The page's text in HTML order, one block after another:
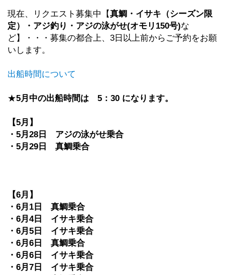
現在、リクエスト募集中【真鯛・イサキ（シーズン限
定）・アジ釣り・アジの泳がせ(オモリ 150号)な
ど】・・・募集の都合上、3日以上前からご予約をお願
いします。
出船時間について
★5月中の出船時間は 5 ： 30 になります。
【5月】
・ 5月 28 日 アジの泳がせ乗合
・ 5月 29 日 真鯛乗合
【6月】
・ 6月 1 日 真鯛乗合
・ 6月 4日 イサキ乗合
・ 6月 5 日 イサキ乗合
・ 6月 6 日 真鯛乗合
・ 6月 6 日 イサキ乗合
・ 6月 7 日 イサキ乗合